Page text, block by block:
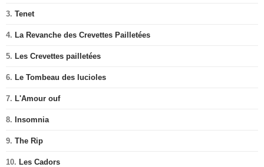
3. Tenet
4. La Revanche des Crevettes Pailletées
5. Les Crevettes pailletées
6. Le Tombeau des lucioles
7. L'Amour ouf
8. Insomnia
9. The Rip
10. Les Cadors